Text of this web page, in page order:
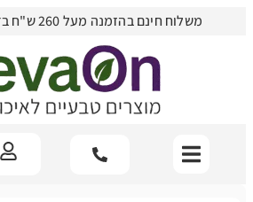
משלוח חינם בהזמנה מעל 260 ש"ח בדיסקרטיות מלאה